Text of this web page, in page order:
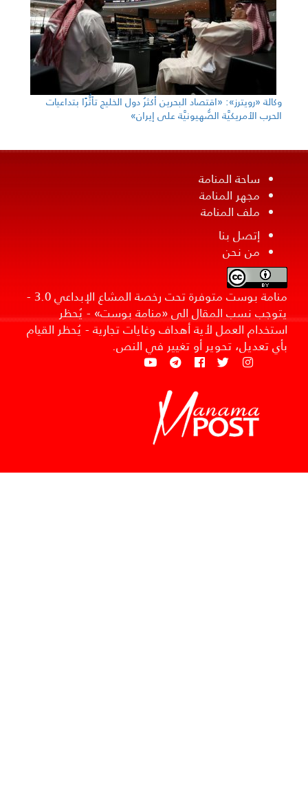
وكالة «رويترز»: «اقتصاد البحرين أكثرُ دول الخليج تأثُّرًا بتداعيات
الحرب الأمريكيَّة الصُّهيونيَّة على إيران»
ساحة المنامة
مجهر المنامة
ملف المنامة
إتصل بنا
من نحن
منامة بوست متوفرة تحت رخصة المشاع الإبداعي 3.0 -
يتوجب نسب المقال الى «منامة بوست» - يُحظر
استخدام العمل لأية أهداف وغايات تجارية - يُحظر القيام
بأي تعديل، تحوير أو تغيير في النص.